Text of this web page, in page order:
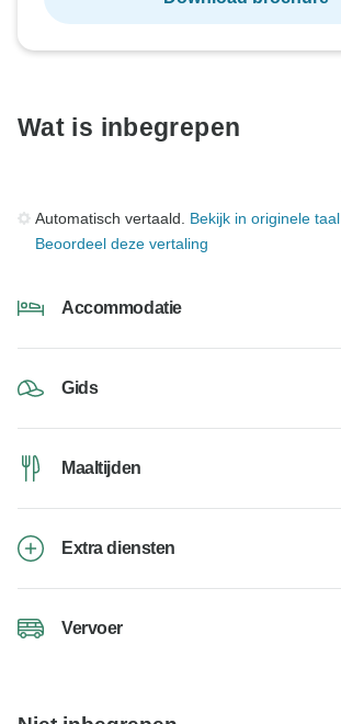
Wat is inbegrepen
Automatisch vertaald. Bekijk in originele taal
Beoordeel deze vertaling
Accommodatie
Gids
Maaltijden
Extra diensten
Vervoer